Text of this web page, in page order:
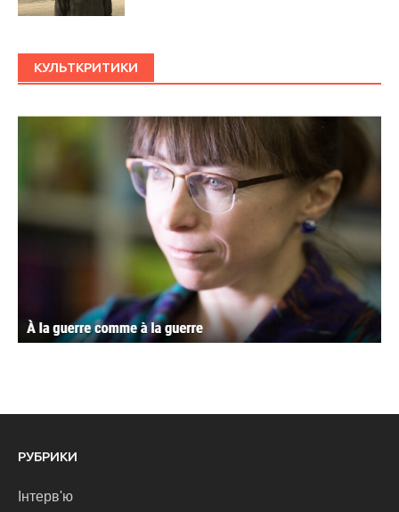
КУЛЬТКРИТИКИ
РУБРИКИ
Інтерв'ю